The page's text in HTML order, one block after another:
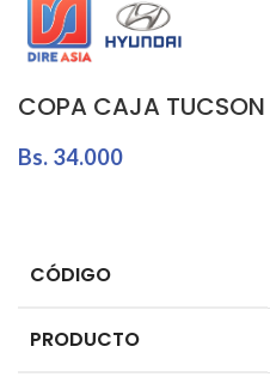
COPA CAJA TUCSON
Bs. 34.000
CÓDIGO
PRODUCTO